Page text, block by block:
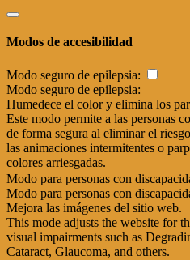
Modos de accesibilidad
Modo seguro de epilepsia:
Modo seguro de epilepsia:
Humedece el color y elimina los
Este modo permite a las personas
de forma segura al eliminar el
las animaciones intermitentes o
colores arriesgadas.
Modo para personas con
Modo para personas con
Mejora las imágenes del sitio web.
This mode adjusts the website for
visual impairments such as
Cataract, Glaucoma, and others.